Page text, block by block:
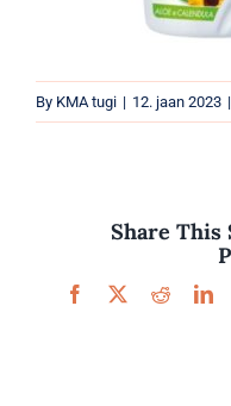
By KMA tugi | 12. jaan 2023 |
Share This
Facebook
X Reddit